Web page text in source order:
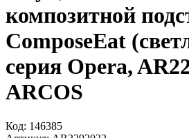
композитной
ComposeEat
серия Opera,
ARCOS
Код: 146385